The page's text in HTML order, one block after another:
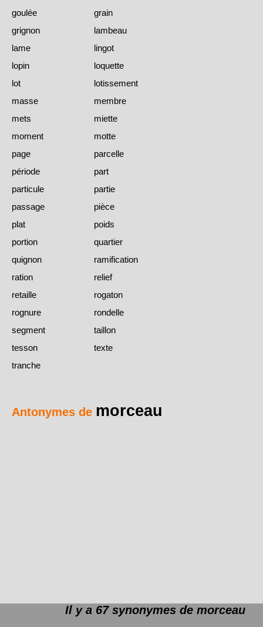
goulée
grain
grignon
lambeau
lame
lingot
lopin
loquette
lot
lotissement
masse
membre
mets
miette
moment
motte
page
parcelle
période
part
particule
partie
passage
pièce
plat
poids
portion
quartier
quignon
ramification
ration
relief
retaille
rogaton
rognure
rondelle
segment
taillon
tesson
texte
tranche
Antonymes de morceau
Il y a 67 synonymes de morceau